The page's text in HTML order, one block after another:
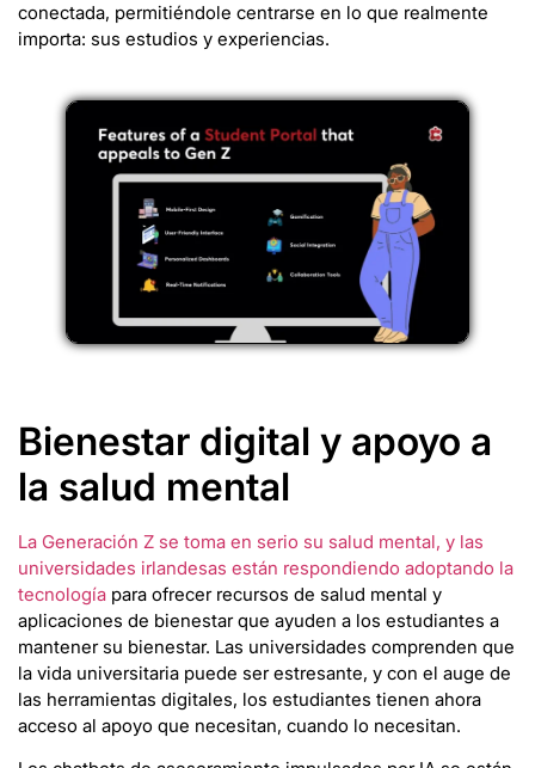
conectada, permitiéndole centrarse en lo que realmente
importa: sus estudios y experiencias.
Bienestar digital y apoyo a
la salud mental
La Generación Z se toma en serio su salud mental, y las
universidades irlandesas están respondiendo adoptando la
tecnología para ofrecer recursos de salud mental y
aplicaciones de bienestar que ayuden a los estudiantes a
mantener su bienestar. Las universidades comprenden que
la vida universitaria puede ser estresante, y con el auge de
las herramientas digitales, los estudiantes tienen ahora
acceso al apoyo que necesitan, cuando lo necesitan.